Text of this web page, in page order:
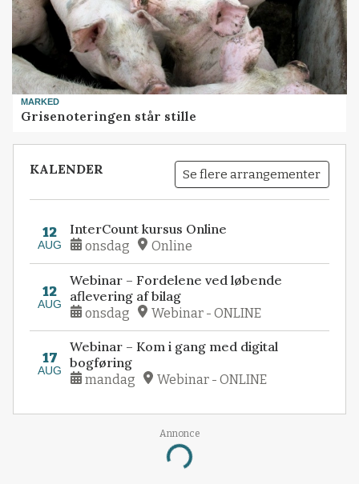
MARKED
Grisenoteringen står stille
KALENDER Se flere arrangementer
12
AUG
InterCount kursus Online
onsdag Online
12
AUG
Webinar – Fordelene ved løbende
aflevering af bilag
onsdag Webinar - ONLINE
17
AUG
Webinar – Kom i gang med digital
bogføring
mandag Webinar - ONLINE
Annonce